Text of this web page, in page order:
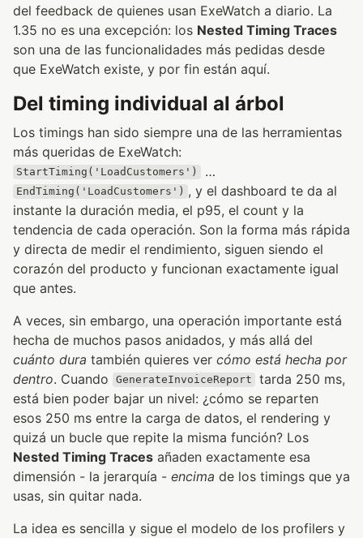
del feedback de quienes usan ExeWatch a diario. La
1.35 no es una excepción: los Nested Timing Traces
son una de las funcionalidades más pedidas desde
que ExeWatch existe, y por fin están aquí.
Del timing individual al árbol
Los timings han sido siempre una de las herramientas
más queridas de ExeWatch:
StartTiming('LoadCustomers') …
EndTiming('LoadCustomers') , y el dashboard te da al
instante la duración media, el p95, el count y la
tendencia de cada operación. Son la forma más rápida
y directa de medir el rendimiento, siguen siendo el
corazón del producto y funcionan exactamente igual
que antes.
A veces, sin embargo, una operación importante está
hecha de muchos pasos anidados, y más allá del
cuánto dura también quieres ver cómo está hecha por
dentro. Cuando GenerateInvoiceReport
tarda 250 ms,
está bien poder bajar un nivel: ¿cómo se reparten
esos 250 ms entre la carga de datos, el rendering y
quizá un bucle que repite la misma función? Los
Nested Timing Traces añaden exactamente esa
dimensión - la jerarquía - encima de los timings que ya
usas, sin quitar nada.
La idea es sencilla y sigue el modelo de los profilers y